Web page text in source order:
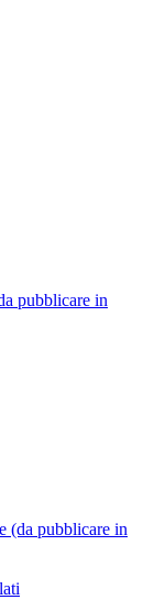
pubblicare in
(da pubblicare in